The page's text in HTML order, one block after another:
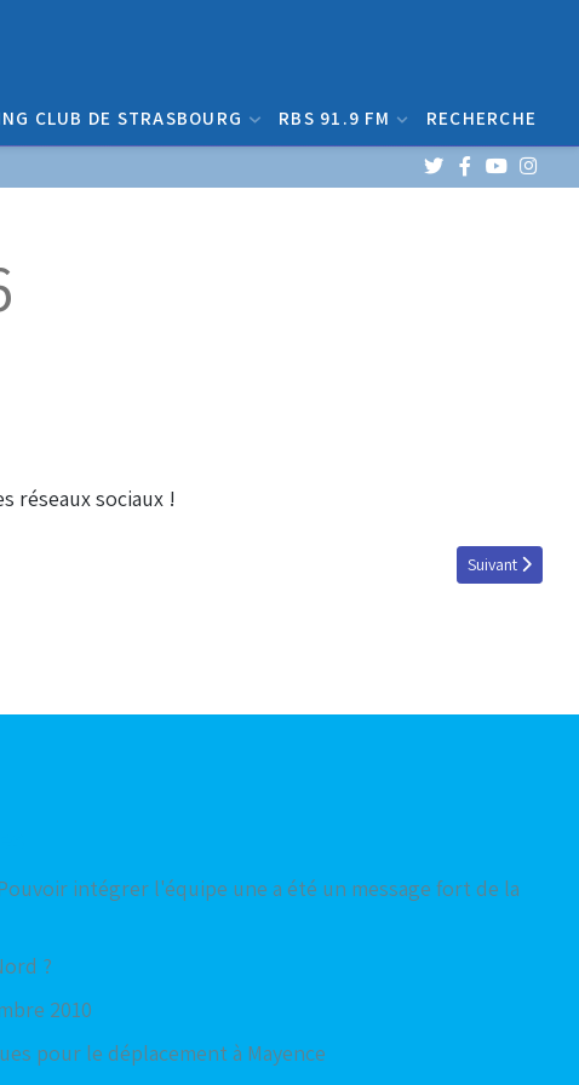
CLUB DE STRASBOURG RBS 91.9 FM RECHERCHE
réseaux sociaux !
Article suivant :
Suivant
intégrer l'équipe une a été un message fort de la
?
2010
pour le déplacement à Mayence